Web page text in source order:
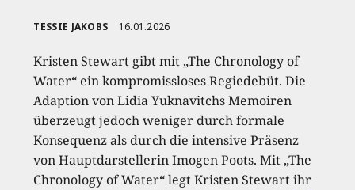
TESSIE JAKOBS 16.01.2026
Kristen Stewart gibt mit „The Chronology of
Water“ ein kompromissloses Regiedebüt. Die
Adaption von Lidia Yuknavitchs Memoiren
überzeugt jedoch weniger durch formale
Konsequenz als durch die intensive Präsenz
von Hauptdarstellerin Imogen Poots. Mit „The
Chronology of Water“ legt Kristen Stewart ihr